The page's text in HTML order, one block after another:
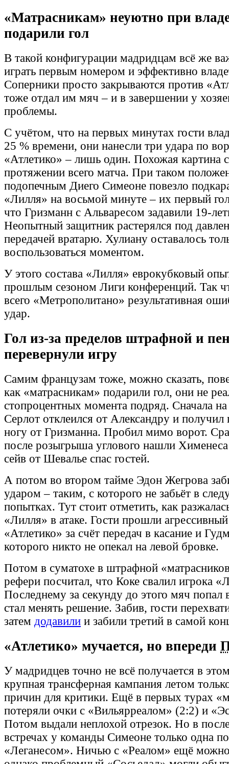
«Матрасникам» неуютно при
подарили гол
В такой конфигурации мадридцам всё же
играть первым номером и эффективно
Соперники просто закрываются против
тоже отдал им мяч – и в завершении у
проблемы.
С учётом, что на первых минутах гости
25 % времени, они нанесли три удара по
«Атлетико» – лишь один. Похожая картина
протяжении всего матча. При таком
подопечным Диего Симеоне повезло
«Лилля» на восьмой минуте – их первый
что Гризманн с Альваресом задавили 19-
Неопытный защитник растерялся под
передачей вратарю. Хулиану оставалось
воспользоваться моментом.
У этого состава «Лилля» еврокубковый
прошлым сезоном Лиги конференций. Так
всего «Метрополитано» результативная
удар.
Гол из-за пределов штрафной и
перевернули игру
Самим французам тоже, можно сказать,
как «матрасникам» подарили гол, они не
стопроцентных момента подряд. Сначала
Серлот отклеился от Александру и
ногу от Гризманна. Пробил мимо ворот.
после розыгрыша углового нашли
сейв от Шевалье спас гостей.
А потом во втором тайме Эдон Жегрова
ударом – таким, с которого не забьёт в
попытках. Тут стоит отметить, как
«Лилля» в атаке. Гости прошли
«Атлетико» за счёт передач в касание и
которого никто не опекал на левой бровке.
Потом в суматохе в штрафной
рефери посчитал, что Коке свалил игрока
Последнему за секунду до этого мяч попал
стал менять решение. Забив, гости
затем додавили и забили третий в самой
«Атлетико» мучается, но впереди
У мадридцев точно не всё получается в
крупная трансферная кампания летом
причин для критики. Ещё в первых турах
потеряли очки с «Вильярреалом» (2:2) и
Потом выдали неплохой отрезок. Но в
встречах у команды Симеоне только одна
«Леганесом». Ничью с «Реалом» ещё